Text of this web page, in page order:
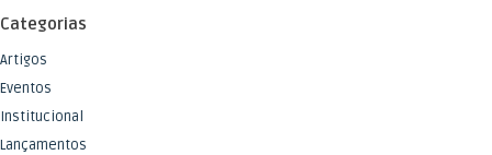
Categorias
Artigos
Eventos
Institucional
Lançamentos